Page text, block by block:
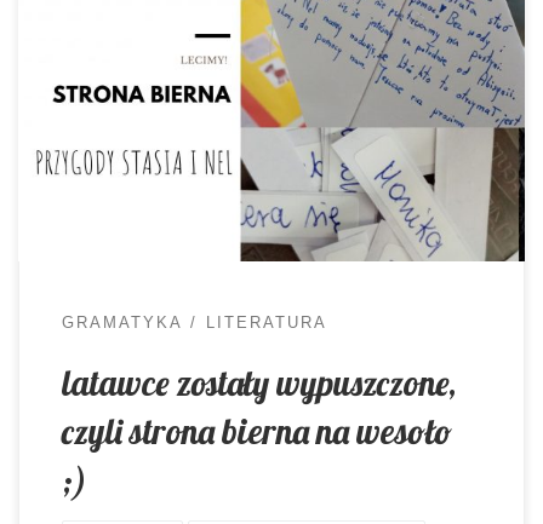
łączą treści z różnych obszarów. Skoro już
omawiamy lekturę, dlaczego nie prowadzić
zagadnień gramatycznych? Klasa szósta kończy
właśnie rozmowę na temat “W pustyni i w
puszczy”. Kilka lekcji z rzędu pracowaliśmy nad
różnymi tematami, poruszanymi na łamach
książki. Wiemy już: jaką dzieci przebyły drogę, […]
GRAMATYKA LITERATURA
latawce zostały wypuszczone,
czyli strona bierna na wesoło
;)